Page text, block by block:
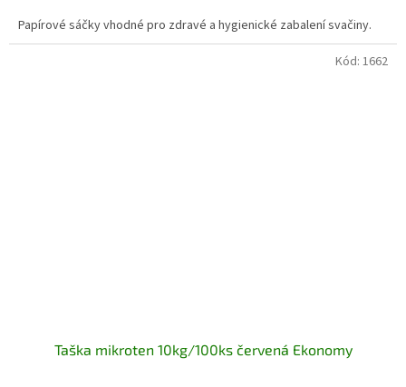
Papírové sáčky vhodné pro zdravé a hygienické zabalení svačiny.
Taška mikroten 10kg/100ks červená Ekonomy
Kód: 1662